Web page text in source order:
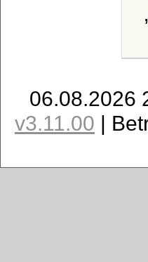
06.08.2026
v3.11.00 |